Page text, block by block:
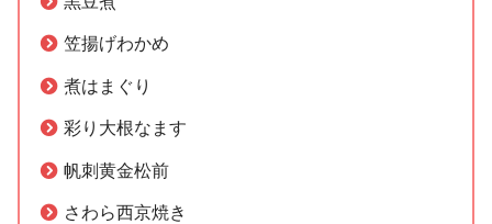
笠揚げわかめ
煮はまぐり
彩り大根なます
帆刺黄金松前
さわら西京焼き